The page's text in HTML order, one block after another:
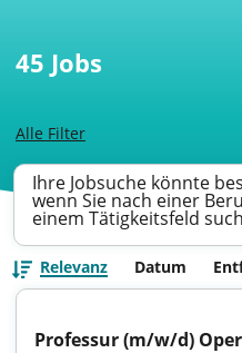
Alle Filter
45 Jobs
Ihre Jobsuche könnte
wenn Sie nach einer
einem Tätigkeitsfeld
Relevanz Datum
Professur (m/w/d)